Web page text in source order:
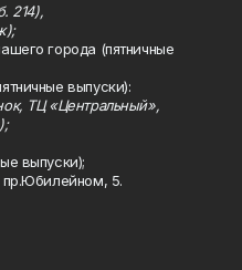
214),
города (пятничные
выпуски):
ТЦ «Центральный»,
выпуски);
пр.Юбилейном, 5.